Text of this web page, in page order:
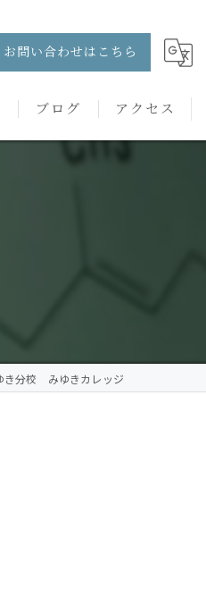
お問い合わせはこちら
ブログ アクセス
き分校 みゆきカレッジ